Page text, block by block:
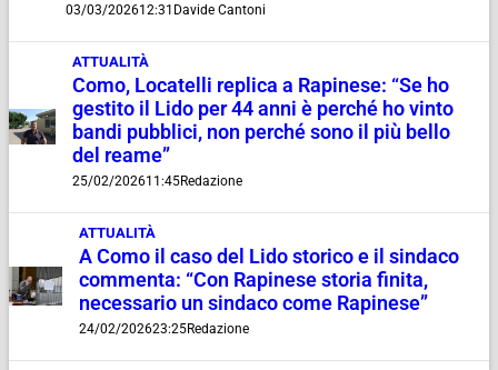
03/03/202612:31 Davide Cantoni
ATTUALITÀ
Como, Locatelli replica a Rapinese: “Se ho
gestito il Lido per 44 anni è perché ho vinto
bandi pubblici, non perché sono il più bello
del reame”
25/02/202611:45Redazione
ATTUALITÀ
A Como il caso del Lido storico e il sindaco
commenta: “Con Rapinese storia finita,
necessario un sindaco come Rapinese”
24/02/202623:25Redazione